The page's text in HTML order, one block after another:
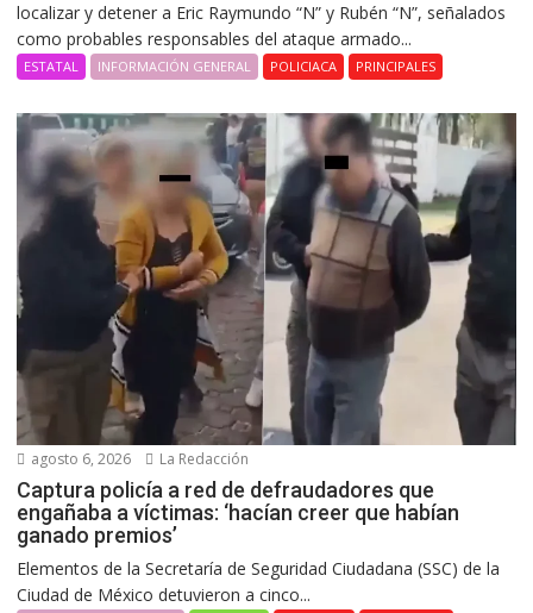
localizar y detener a Eric Raymundo “N” y Rubén “N”, señalados
como probables responsables del ataque armado...
ESTATAL INFORMACIÓN GENERAL POLICIACA PRINCIPALES
agosto 6, 2026 La Redacción
Captura policía a red de defraudadores que
engañaba a víctimas: ‘hacían creer que habían
ganado premios’
Elementos de la Secretaría de Seguridad Ciudadana (SSC) de la
Ciudad de México detuvieron a cinco...